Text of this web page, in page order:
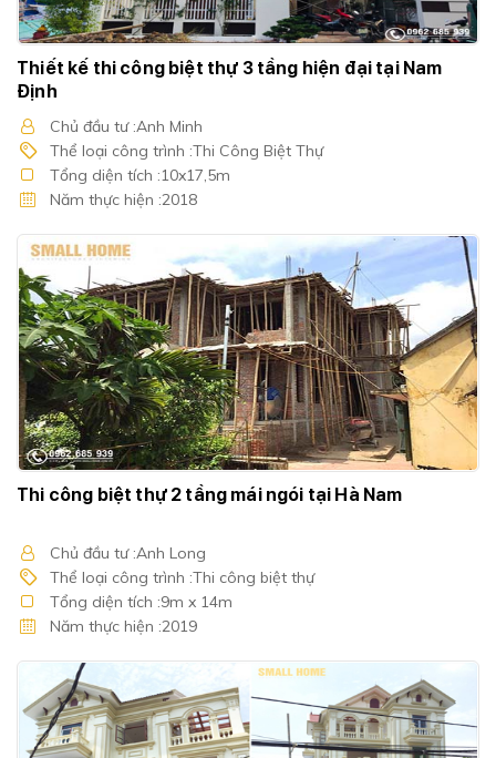
Thiết kế thi công biệt thự 3 tầng hiện đại tại Nam
Định
Chủ đầu tư :Anh Minh
Thể loại công trình :Thi Công Biệt Thự
Tổng diện tích :10x17,5m
Năm thực hiện :2018
Thi công biệt thự 2 tầng mái ngói tại Hà Nam
Chủ đầu tư :Anh Long
Thể loại công trình :Thi công biệt thự
Tổng diện tích :9m x 14m
Năm thực hiện :2019